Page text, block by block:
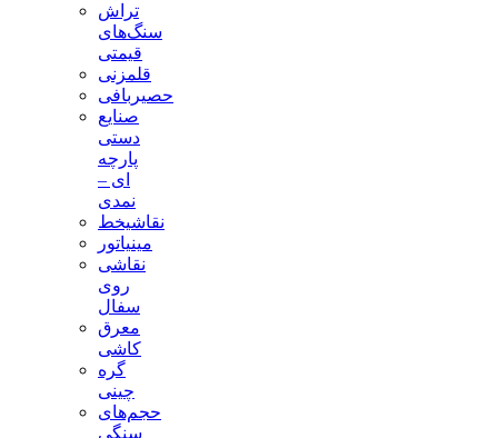
تراش
سنگ‌های
قیمتی
قلمزنی
حصیربافی
صنایع
دستی
پارچه
ای –
نمدی
نقاشیخط
مینیاتور
نقاشی
روی
سفال
معرق
کاشی
گره
چینی
حجم‌های
سنگی